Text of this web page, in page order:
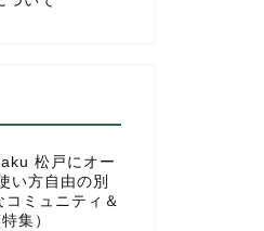
松戸にオー
い方自由の別
コミュニティ＆
集）